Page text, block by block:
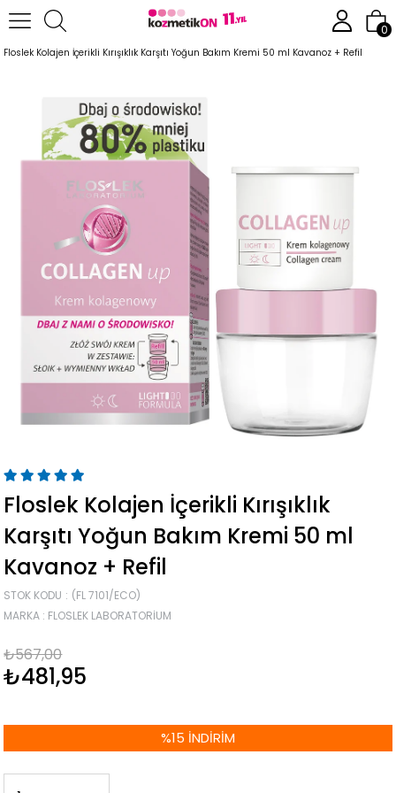
0
Anasayfa Cilt Bakım Ürünleri Anti-Aging Serisi
Floslek Kolajen İçerikli Kırışıklık Karşıtı Yoğun Bakım Kremi 50 ml Kavanoz + Refil
Floslek Kolajen İçerikli Kırışıklık
Karşıtı Yoğun Bakım Kremi 50 ml
Kavanoz + Refil
STOK KODU
(FL 7101/ECO)
MARKA : FLOSLEK LABORATORIUM
₺567,00
₺481,95
%15 İNDIRIM